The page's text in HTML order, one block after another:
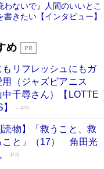
ないで』人間のいいとこ
きたい【インタビュー】
い 「老後レス時代」
な……」90歳になった作
とり暮らしの生活を明か
『白夜行』など代表作が
ー］
Book Bang
向け新書がベスト3を独
め
もリフレッシュにもガ
用（ジャズピアニス
千尋さん）【LOTTE
PR
読物】「救うこと、救
こと」（17） 角田光
PR